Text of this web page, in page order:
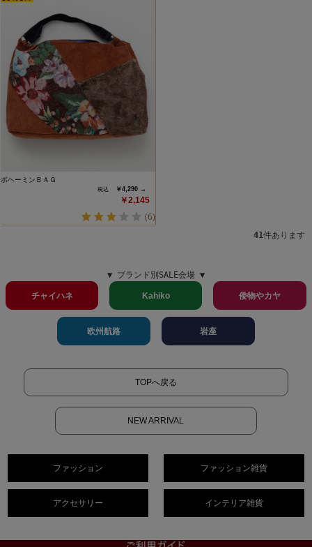
ボヘーミンＢＡＧ
￥4,290 →
￥2,145
(6)
41件あります
▼ ブランド別SALE会場 ▼
チャイハネ Kahiko 倭物やカヤ
欧州航路 岩座
TOPへ戻る
NEW ARRIVAL
ファッション ファッション雑貨
アクセサリー インテリア雑貨